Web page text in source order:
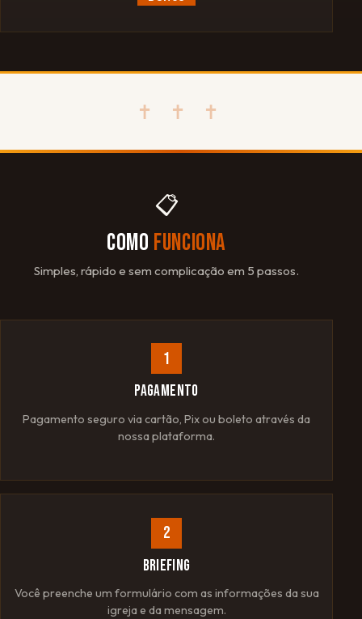
✝ ✝ ✝
📋
COMO FUNCIONA
Simples, rápido e sem complicação em 5 passos.
1
PAGAMENTO
Pagamento seguro via cartão, Pix ou boleto através da
nossa plataforma.
2
BRIEFING
Você preenche um formulário com as informações da sua
igreja e da mensagem.